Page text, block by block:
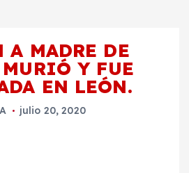
A MADRE DE
Y FUE
EN LEÓN.
julio 20, 2020